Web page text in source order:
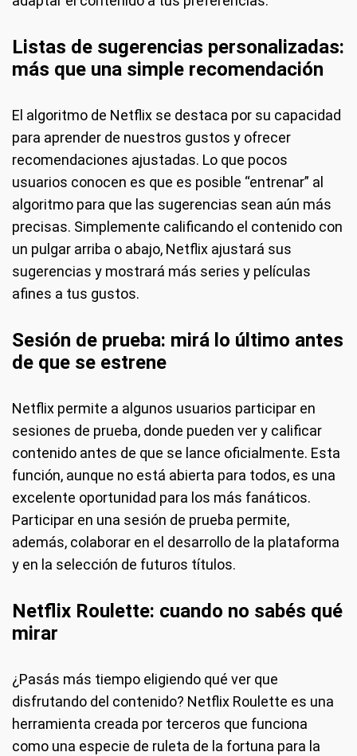
Listas de sugerencias personalizadas:
más que una simple recomendación
El algoritmo de Netflix se destaca por su capacidad
para aprender de nuestros gustos y ofrecer
recomendaciones ajustadas. Lo que pocos
usuarios conocen es que es posible “entrenar” al
algoritmo para que las sugerencias sean aún más
precisas. Simplemente calificando el contenido con
un pulgar arriba o abajo, Netflix ajustará sus
sugerencias y mostrará más series y películas
afines a tus gustos.
Sesión de prueba: mirá lo último antes
de que se estrene
Netflix permite a algunos usuarios participar en
sesiones de prueba, donde pueden ver y calificar
contenido antes de que se lance oficialmente. Esta
función, aunque no está abierta para todos, es una
excelente oportunidad para los más fanáticos.
Participar en una sesión de prueba permite,
además, colaborar en el desarrollo de la plataforma
y en la selección de futuros títulos.
Netflix Roulette: cuando no sabés qué
mirar
¿Pasás más tiempo eligiendo qué ver que
disfrutando del contenido? Netflix Roulette es una
herramienta creada por terceros que funciona
como una especie de ruleta de la fortuna para la